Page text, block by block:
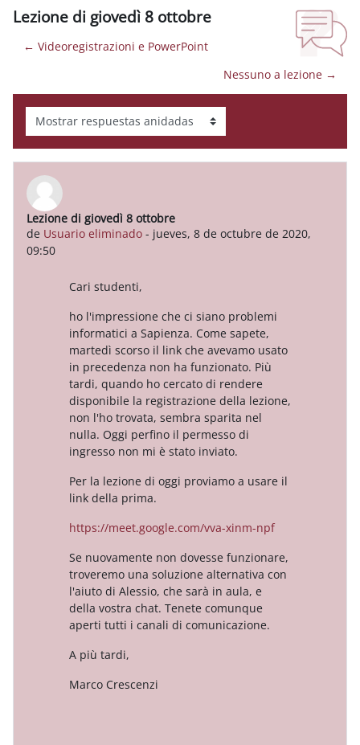
Lezione di giovedì 8 ottobre
← Videoregistrazioni e PowerPoint
Nessuno a lezione →
Mostrar modo
Lezione di giovedì 8 ottobre
de Usuario eliminado - jueves, 8 de octubre de 2020,
09:50
Número de respuestas: 0
Cari studenti,
ho l'impressione che ci siano problemi
informatici a Sapienza. Come sapete,
martedì scorso il link che avevamo usato
in precedenza non ha funzionato. Più
tardi, quando ho cercato di rendere
disponibile la registrazione della lezione,
non l'ho trovata, sembra sparita nel
nulla. Oggi perfino il permesso di
ingresso non mi è stato inviato.
Per la lezione di oggi proviamo a usare il
link della prima.
https://meet.google.com/vva-xinm-npf
Se nuovamente non dovesse funzionare,
troveremo una soluzione alternativa con
l'aiuto di Alessio, che sarà in aula, e
della vostra chat. Tenete comunque
aperti tutti i canali di comunicazione.
A più tardi,
Marco Crescenzi